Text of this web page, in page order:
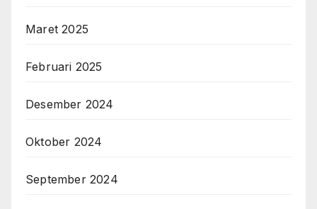
Maret 2025
Februari 2025
Desember 2024
Oktober 2024
September 2024